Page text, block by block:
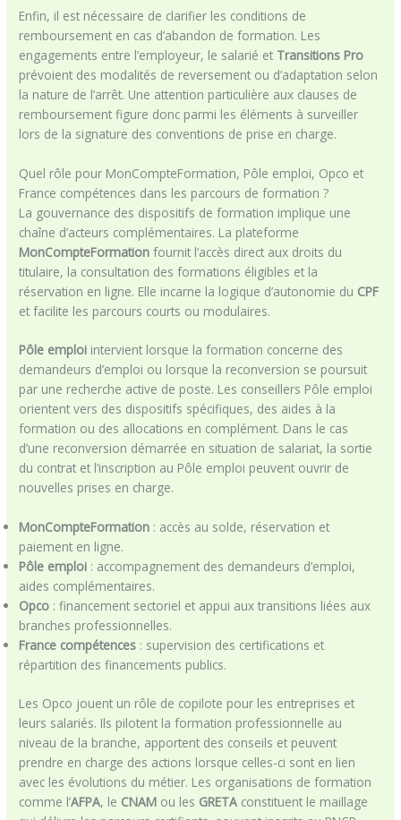
Enfin, il est nécessaire de clarifier les conditions de
remboursement en cas d’abandon de formation. Les
engagements entre l’employeur, le salarié et Transitions Pro
prévoient des modalités de reversement ou d’adaptation selon
la nature de l’arrêt. Une attention particulière aux clauses de
remboursement figure donc parmi les éléments à surveiller
lors de la signature des conventions de prise en charge.
Quel rôle pour MonCompteFormation, Pôle emploi, Opco et
France compétences dans les parcours de formation ?
La gouvernance des dispositifs de formation implique une
chaîne d’acteurs complémentaires. La plateforme
MonCompteFormation fournit l’accès direct aux droits du
titulaire, la consultation des formations éligibles et la
réservation en ligne. Elle incarne la logique d’autonomie du CPF
et facilite les parcours courts ou modulaires.
Pôle emploi intervient lorsque la formation concerne des
demandeurs d’emploi ou lorsque la reconversion se poursuit
par une recherche active de poste. Les conseillers Pôle emploi
orientent vers des dispositifs spécifiques, des aides à la
formation ou des allocations en complément. Dans le cas
d’une reconversion démarrée en situation de salariat, la sortie
du contrat et l’inscription au Pôle emploi peuvent ouvrir de
nouvelles prises en charge.
MonCompteFormation : accès au solde, réservation et
paiement en ligne.
Pôle emploi : accompagnement des demandeurs d’emploi,
aides complémentaires.
Opco : financement sectoriel et appui aux transitions liées aux
branches professionnelles.
France compétences : supervision des certifications et
répartition des financements publics.
Les Opco jouent un rôle de copilote pour les entreprises et
leurs salariés. Ils pilotent la formation professionnelle au
niveau de la branche, apportent des conseils et peuvent
prendre en charge des actions lorsque celles-ci sont en lien
avec les évolutions du métier. Les organisations de formation
comme l’AFPA, le CNAM ou les GRETA constituent le maillage